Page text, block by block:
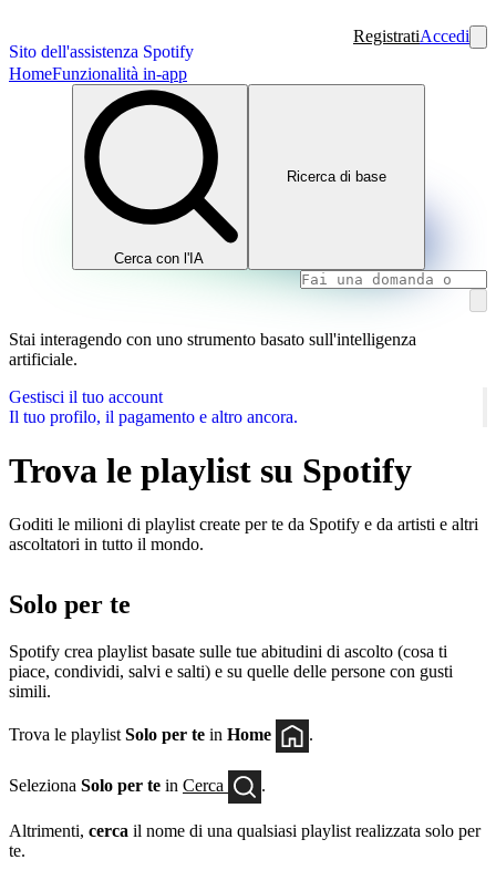
Sito dell'assistenza Spotify
RegistratiAccedi
HomeFunzionalità in-app
Cerca con l'IA
Ricerca di base
Stai interagendo con uno strumento basato sull'intelligenza
artificiale.
Gestisci il tuo account
Il tuo profilo, il pagamento e altro ancora.
Trova le playlist su Spotify
Goditi le milioni di playlist create per te da Spotify e da artisti e altri
ascoltatori in tutto il mondo.
Solo per te
Spotify crea playlist basate sulle tue abitudini di ascolto (cosa ti
piace, condividi, salvi e salti) e su quelle delle persone con gusti
simili.
Trova le playlist Solo per te in Home .
Seleziona Solo per te in Cerca .
Altrimenti, cerca il nome di una qualsiasi playlist realizzata solo per
te.